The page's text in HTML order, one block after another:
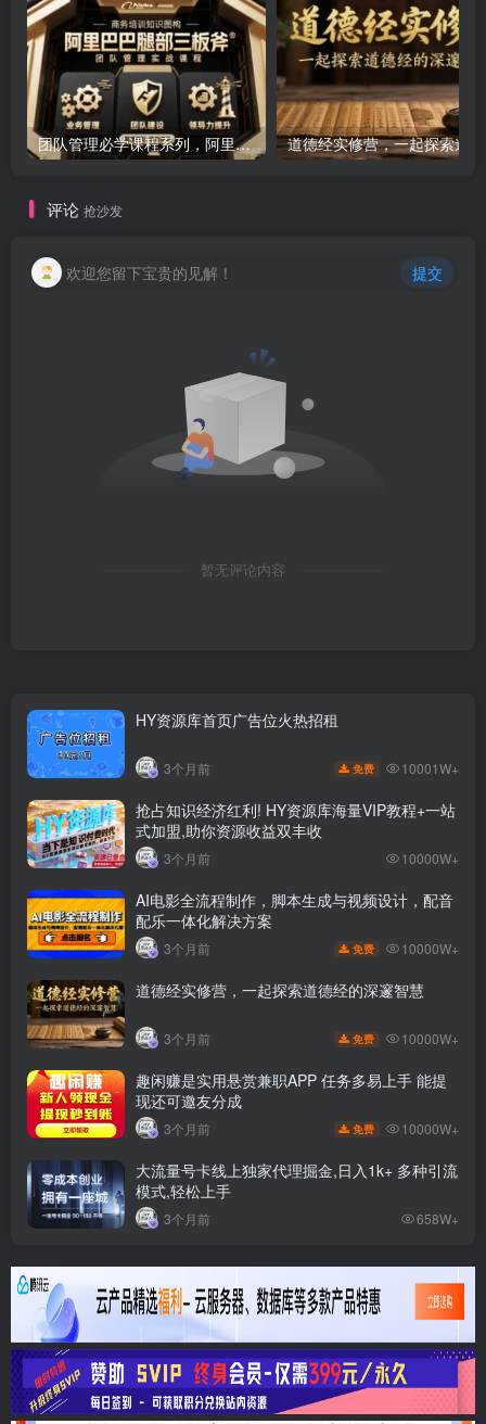
团队管理必学课程系列，阿里巴巴“腿部三板斧”
评论 抢沙发
欢迎您留下宝贵的见解！ 提交
暂无评论内容
HY资源库首页广告位火热招租
3个月前 免费 10001W+
抢占知识经济红利! HY资源库海量VIP教程+一站
式加盟,助你资源收益双丰收
3个月前 10000W+
AI电影全流程制作，脚本生成与视频设计，配音
配乐一体化解决方案
3个月前 免费 10000W+
道德经实修营，一起探索道德经的深邃智慧
3个月前 免费 10000W+
趣闲赚是实用悬赏兼职APP 任务多易上手 能提
现还可邀友分成
3个月前 免费 10000W+
大流量号卡线上独家代理掘金,日入1k+ 多种引流
模式,轻松上手
3个月前 658W+